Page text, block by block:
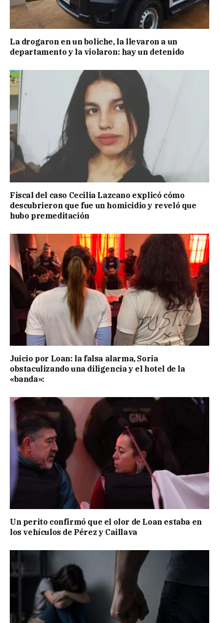
La drogaron en un boliche, la llevaron a un
departamento y la violaron: hay un detenido
Fiscal del caso Cecilia Lazcano explicó cómo
descubrieron que fue un homicidio y reveló que
hubo premeditación
Juicio por Loan: la falsa alarma, Soria
obstaculizando una diligencia y el hotel de la
«banda»:
Un perito confirmó que el olor de Loan estaba en
los vehículos de Pérez y Caillava